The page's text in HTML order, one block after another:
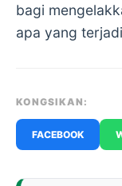
bagi
apa yang
KONGSIKAN:
FACEBOOK